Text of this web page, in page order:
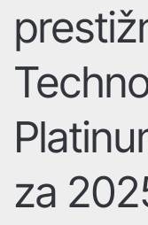
za